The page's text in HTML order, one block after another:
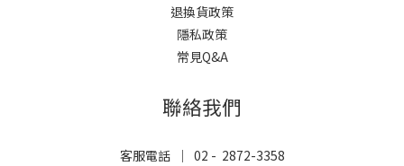
退換貨政策
隱私政策
常見Q&A
聯絡我們
客服電話 ｜ 02 - 2872-3358